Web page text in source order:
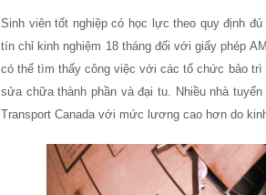
Sinh viên tốt nghiệp có học lực theo quy định
tín chỉ kinh nghiệm 18 tháng đối với giấy phép
có thể tìm thấy công việc với các tổ chức bảo trì
sửa chữa thành phần và đại tu. Nhiều nhà
Transport Canada với mức lương cao hơn do